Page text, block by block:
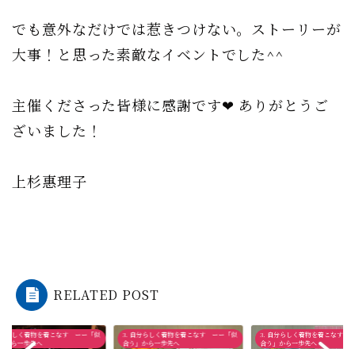
でも意外なだけでは惹きつけない。ストーリーが
大事！と思った素敵なイベントでした^^
主催くださった皆様に感謝です❤︎ ありがとうご
ざいました！
上杉惠理子
RELATED POST
らしく着物を着こなす ーー「似
から一歩先へ
3. 自分らしく着物を着こなす ーー「似
合う」から一歩先へ
3. 自分らしく着物を着こなす
合う」から一歩先へ